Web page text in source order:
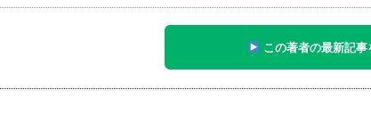
この著者の最新記事